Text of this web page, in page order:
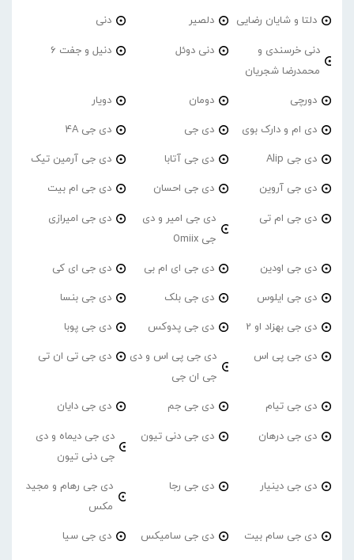
دلتا و شایان رضایی دلصیر دنی
دنی خرسندی و
محمدرضا شجریان
دنی دوئل دنیل و جفت 6
دورچی دومان دویار
دی ام و دارک بوی دی جی دی جی 4A
دی جی Alip دی جی آتابا دی جی آرمین تیک
دی جی آروین دی جی احسان دی جی ام بیت
دی جی ام تی
دی جی امیر و دی
جی Omiix
دی جی امیرازی
دی جی اودین دی جی ای ام بی دی جی ای کی
دی جی ایلوس دی جی بلک دی جی بنسا
دی جی بهزاد او 2 دی جی پدوکس دی جی پوبا
دی جی پی اس
دی جی پی اس و دی
جی ان جی
دی جی تی ان تی
دی جی تیام دی جی جم دی جی دایان
دی جی درهان دی جی دنی تیون
دی جی دیماه و دی
جی دنی تیون
دی جی دینیار دی جی رجا
دی جی رهام و مجید
مکس
دی جی سام بیت دی جی سامیکس دی جی سیا